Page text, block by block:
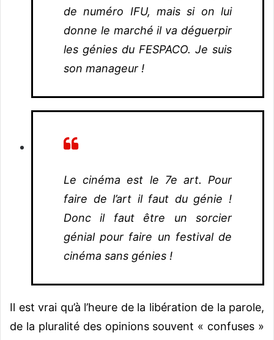
de numéro IFU, mais si on lui
donne le marché il va déguerpir
les génies du FESPACO. Je suis
son manageur !
Le cinéma est le 7e art. Pour
faire de l’art il faut du génie !
Donc il faut être un sorcier
génial pour faire un festival de
cinéma sans génies !
Il est vrai qu’à l’heure de la libération de la parole,
de la pluralité des opinions souvent « confuses »